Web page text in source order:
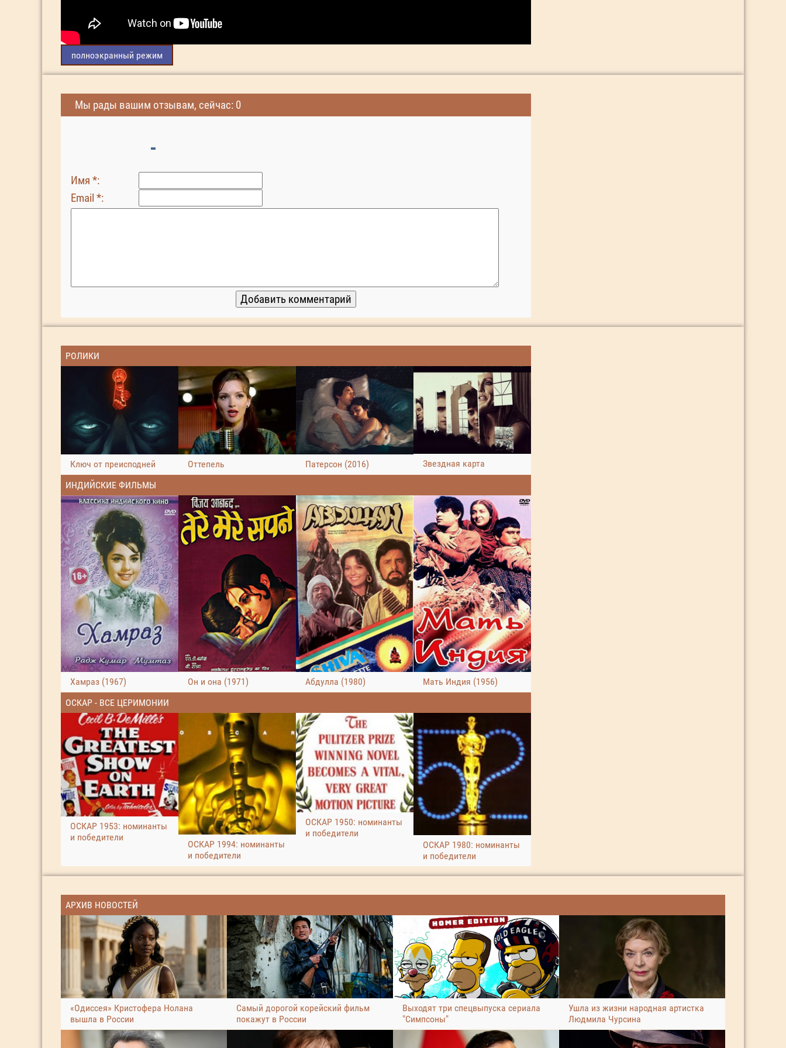
полноэкранный режим
Мы рады вашим отзывам, сейчас: 0
Имя *:
Email *:
РОЛИКИ
Ключ от преисподней Оттепель Патерсон (2016)
Звездная карта
ИНДИЙСКИЕ ФИЛЬМЫ
Хамраз (1967) Он и она (1971) Абдулла (1980)
Мать Индия (1956)
ОСКАР - ВСЕ ЦЕРИМОНИИ
ОСКАР 1953: номинанты
и победители
ОСКАР 1994: номинанты
и победители
ОСКАР 1950: номинанты
и победители
ОСКАР 1980: номинанты
и победители
АРХИВ НОВОСТЕЙ
«Одиссея» Кристофера Нолана
вышла в России
Самый дорогой корейский фильм
покажут в России
Выходят три спецвыпуска сериала
"Симпсоны"
Ушла из жизни народная артистка
Людмила Чурсина